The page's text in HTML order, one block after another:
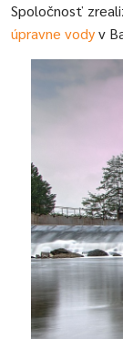
Spoločnosť
úpravne vodyv